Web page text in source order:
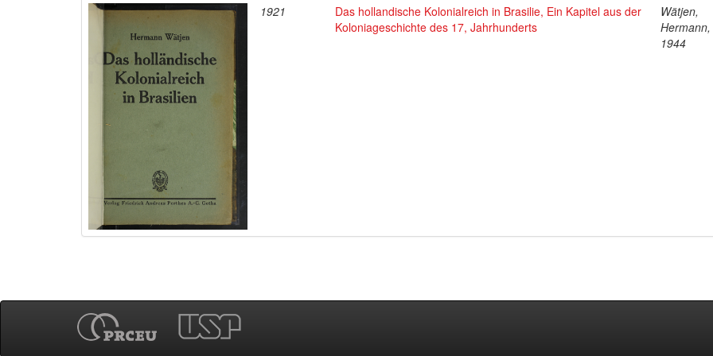
1921
Das hollandische Kolonialreich in Brasilie, Ein Kapitel aus der
Koloniageschichte des 17, Jahrhunderts
Wätjen,
1944